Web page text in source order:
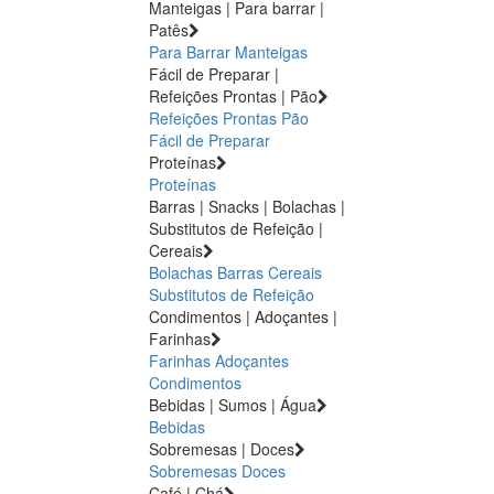
Manteigas | Para barrar |
Patês
Para Barrar Manteigas
Fácil de Preparar |
Refeições Prontas | Pão
Refeições Prontas Pão
Fácil de Preparar
Proteínas
Proteínas
Barras | Snacks | Bolachas |
Substitutos de Refeição |
Cereais
Bolachas Barras Cereais
Substitutos de Refeição
Condimentos | Adoçantes |
Farinhas
Farinhas Adoçantes
Condimentos
Bebidas | Sumos | Água
Bebidas
Sobremesas | Doces
Sobremesas Doces